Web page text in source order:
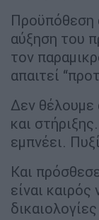
Προϋπόθεση
αύξηση του
τον
απαιτεί
Δεν θέλουμε
και
εμπνέει.
Και
είναι